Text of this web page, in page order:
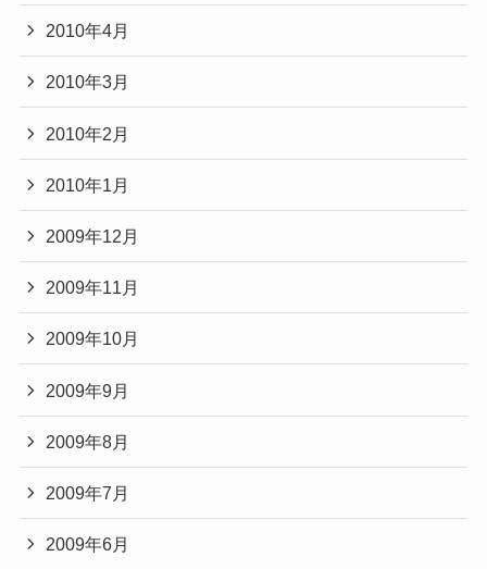
2010年4月
2010年3月
2010年2月
2010年1月
2009年12月
2009年11月
2009年10月
2009年9月
2009年8月
2009年7月
2009年6月